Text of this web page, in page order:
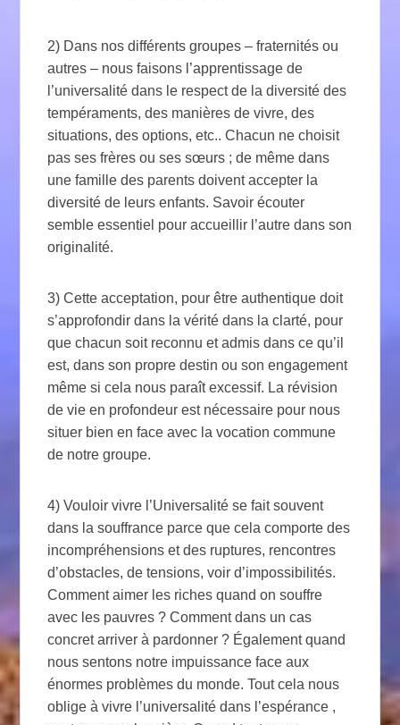
2) Dans nos différents groupes – fraternités ou
autres – nous faisons l’apprentissage de
l’universalité dans le respect de la diversité des
tempéraments, des manières de vivre, des
situations, des options, etc.. Chacun ne choisit
pas ses frères ou ses sœurs ; de même dans
une famille des parents doivent accepter la
diversité de leurs enfants. Savoir écouter
semble essentiel pour accueillir l’autre dans son
originalité.
3) Cette acceptation, pour être authentique doit
s’approfondir dans la vérité dans la clarté, pour
que chacun soit reconnu et admis dans ce qu’il
est, dans son propre destin ou son engagement
même si cela nous paraît excessif. La révision
de vie en profondeur est nécessaire pour nous
situer bien en face avec la vocation commune
de notre groupe.
4) Vouloir vivre l’Universalité se fait souvent
dans la souffrance parce que cela comporte des
incompréhensions et des ruptures, rencontres
d’obstacles, de tensions, voir d’impossibilités.
Comment aimer les riches quand on souffre
avec les pauvres ? Comment dans un cas
concret arriver à pardonner ? Également quand
nous sentons notre impuissance face aux
énormes problèmes du monde. Tout cela nous
oblige à vivre l’universalité dans l’espérance ,